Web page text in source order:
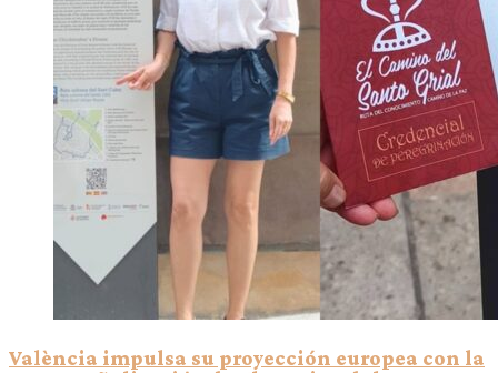
València impulsa su proyección europea con la